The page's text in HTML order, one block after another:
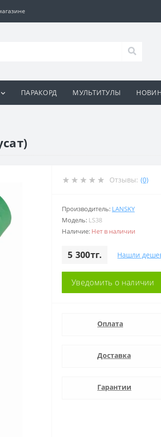
ПАРАКОРД МУЛЬТИТУЛЫ
Отзывы: (0)
Производитель: LANSKY
Модель: LS38
Наличие: Нет в наличии
5 300тг. Нашли
Уведомить о наличии
Оплата
Доставка
Гарантии